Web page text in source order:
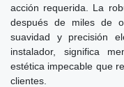
acción requerida. La
después de miles de
suavidad y precisión
instalador, significa
estética impecable que
clientes.